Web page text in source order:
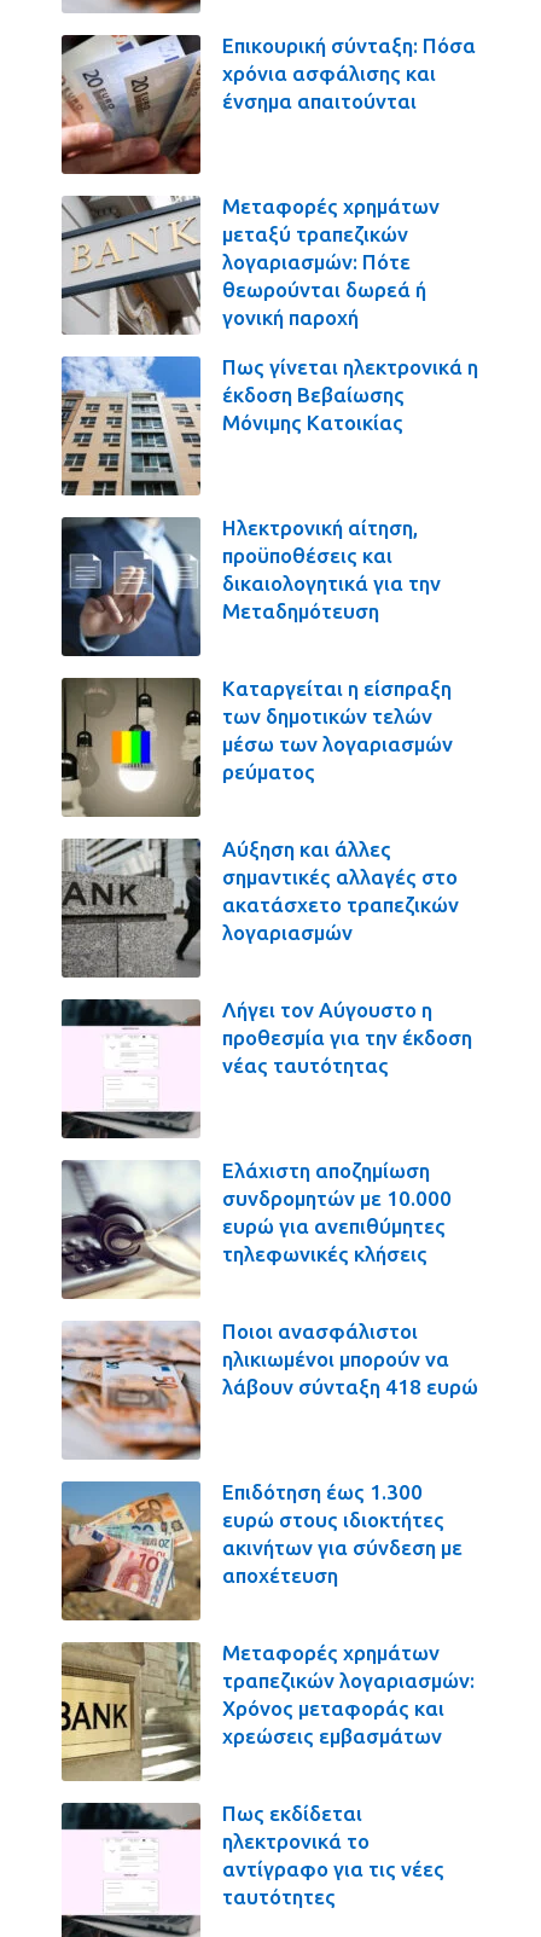
Επικουρική σύνταξη: Πόσα
χρόνια ασφάλισης και
ένσημα απαιτούνται
Μεταφορές χρημάτων
μεταξύ τραπεζικών
λογαριασμών: Πότε
θεωρούνται δωρεά ή
γονική παροχή
Πως γίνεται ηλεκτρονικά η
έκδοση Βεβαίωσης
Μόνιμης Κατοικίας
Ηλεκτρονική αίτηση,
προϋποθέσεις και
δικαιολογητικά για την
Μεταδημότευση
Καταργείται η είσπραξη
των δημοτικών τελών
μέσω των λογαριασμών
ρεύματος
Αύξηση και άλλες
σημαντικές αλλαγές στο
ακατάσχετο τραπεζικών
λογαριασμών
Λήγει τον Αύγουστο η
προθεσμία για την έκδοση
νέας ταυτότητας
Ελάχιστη αποζημίωση
συνδρομητών με 10.000
ευρώ για ανεπιθύμητες
τηλεφωνικές κλήσεις
Ποιοι ανασφάλιστοι
ηλικιωμένοι μπορούν να
λάβουν σύνταξη 418 ευρώ
Επιδότηση έως 1.300
ευρώ στους ιδιοκτήτες
ακινήτων για σύνδεση με
αποχέτευση
Μεταφορές χρημάτων
τραπεζικών λογαριασμών:
Χρόνος μεταφοράς και
χρεώσεις εμβασμάτων
Πως εκδίδεται
ηλεκτρονικά το
αντίγραφο για τις νέες
ταυτότητες